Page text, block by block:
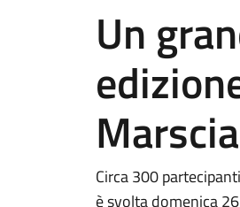
Un
Circa 300
è svolta domenica